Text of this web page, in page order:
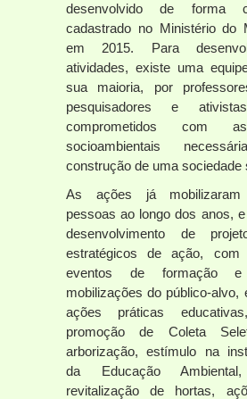
desenvolvido de forma
cadastrado no Ministério do
em 2015. Para
atividades, existe uma
sua maioria, por
pesquisadores e
comprometidos com
socioambientais
construção de uma sociedade
As ações já
pessoas ao longo dos anos,
desenvolvimento de
estratégicos de ação, com
eventos de formação e
mobilizações do público-alvo,
ações práticas
promoção de Coleta
arborização, estímulo na
da Educação
revitalização de hortas,